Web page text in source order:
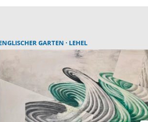
GARTEN LEHEL